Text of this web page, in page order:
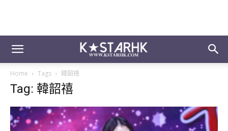
Home Tags 韓韶禧
Tag: 韓韶禧